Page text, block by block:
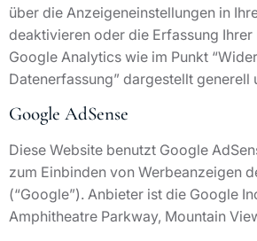
über die Anzeigeneinstellungen in
deaktivieren oder die Erfassung Ihrer
Google Analytics wie im Punkt
Datenerfassung” dargestellt generell
Google AdSense
Diese Website benutzt Google
zum Einbinden von Werbeanzeigen
(“Google”). Anbieter ist die Google
Amphitheatre Parkway, Mountain